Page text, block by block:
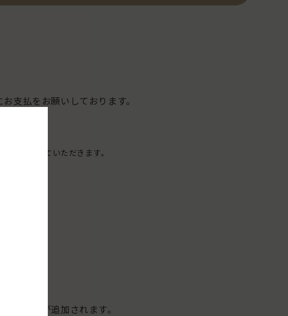
支払をお願いしております。
セルさせていただきます。
け売りが追加されます。